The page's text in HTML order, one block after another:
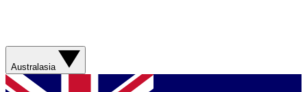
Australasia